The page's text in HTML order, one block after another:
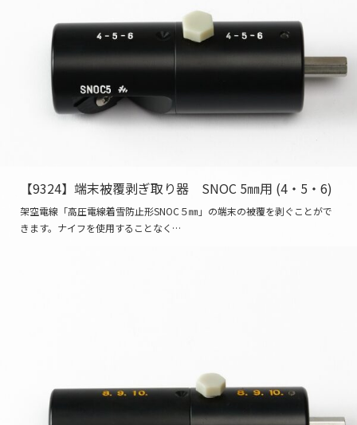
【9324】端末被覆剥ぎ取り器 SNOC 5㎜用 (4・5・6)
架空電線「高圧電線着雪防止形SNOC５㎜」の端末の被覆を剥ぐことがで
きます。ナイフを使用することなく…